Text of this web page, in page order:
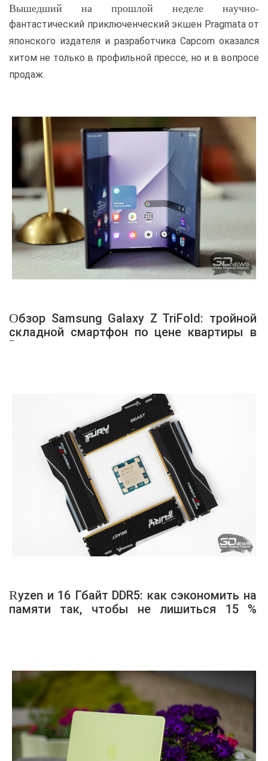
Вышедший на прошлой неделе научно-
фантастический приключенческий экшен Pragmata от
японского издателя и разработчика Capcom оказался
хитом не только в профильной прессе, но и в вопросе
продаж.
Обзор Samsung Galaxy Z TriFold: тройной
складной смартфон по цене квартиры в
Воркуте
Ryzen и 16 Гбайт DDR5: как сэкономить на
памяти так, чтобы не лишиться 15 %